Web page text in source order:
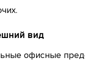
вид
офисные